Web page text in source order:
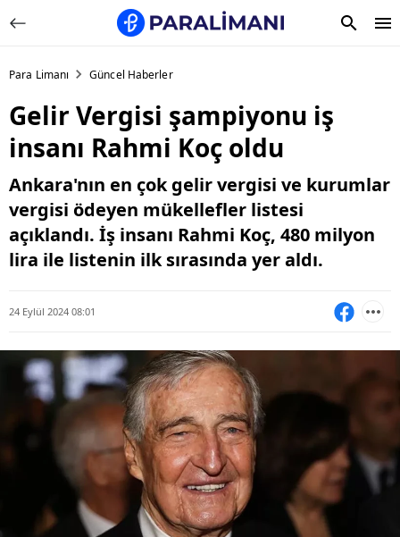
Para Limanı Güncel Haberler
Gelir Vergisi şampiyonu iş
insanı Rahmi Koç oldu
Ankara'nın en çok gelir vergisi ve kurumlar
vergisi ödeyen mükellefler listesi
açıklandı. İş insanı Rahmi Koç, 480 milyon
lira ile listenin ilk sırasında yer aldı.
24 Eylül 2024 08:01